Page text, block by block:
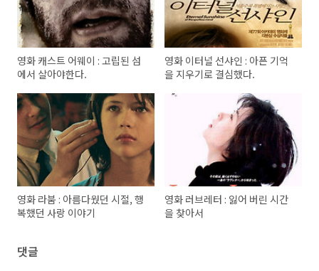
영화 캐스트 어웨이 : 고립된 섬
에서 살아야한다.
영화 이터널 선샤인 : 아픈 기억
을 지우기로 결심했다.
영화 라붐 : 아름다웠던 시절, 행
복했던 사랑 이야기
영화 러브레터 : 잃어 버린 시간
을 찾아서
댓글